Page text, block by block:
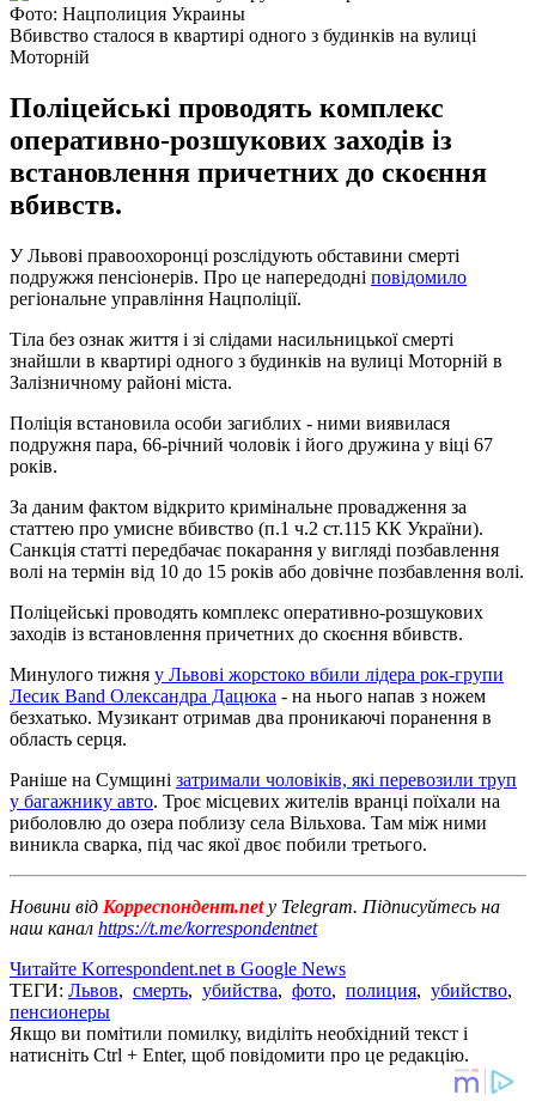
Фото: Нацполиция Украины
Вбивство сталося в квартирі одного з будинків на вулиці
Моторній
Поліцейські проводять комплекс
оперативно-розшукових заходів із
встановлення причетних до скоєння
вбивств.
У Львові правоохоронці розслідують обставини смерті
подружжя пенсіонерів. Про це напередодні повідомило
регіональне управління Нацполіції.
Тіла без ознак життя і зі слідами насильницької смерті
знайшли в квартирі одного з будинків на вулиці Моторній в
Залізничному районі міста.
Поліція встановила особи загиблих - ними виявилася
подружня пара, 66-річний чоловік і його дружина у віці 67
років.
За даним фактом відкрито кримінальне провадження за
статтею про умисне вбивство (п.1 ч.2 ст.115 КК України).
Санкція статті передбачає покарання у вигляді позбавлення
волі на термін від 10 до 15 років або довічне позбавлення волі.
Поліцейські проводять комплекс оперативно-розшукових
заходів із встановлення причетних до скоєння вбивств.
Минулого тижня у Львові жорстоко вбили лідера рок-групи
Лесик Band Олександра Дацюка - на нього напав з ножем
безхатько. Музикант отримав два проникаючі поранення в
область серця.
Раніше на Сумщині затримали чоловіків, які перевозили труп
у багажнику авто. Троє місцевих жителів вранці поїхали на
риболовлю до озера поблизу села Вільхова. Там між ними
виникла сварка, під час якої двоє побили третього.
Новини від Корреспондент.net у Telegram. Підписуйтесь на
наш канал https://t.me/korrespondentnet
Читайте Korrespondent.net в Google News
ТЕГИ: Львов, смерть, убийства, фото, полиция, убийство,
пенсионеры
Якщо ви помітили помилку, виділіть необхідний текст і
натисніть Ctrl + Enter, щоб повідомити про це редакцію.